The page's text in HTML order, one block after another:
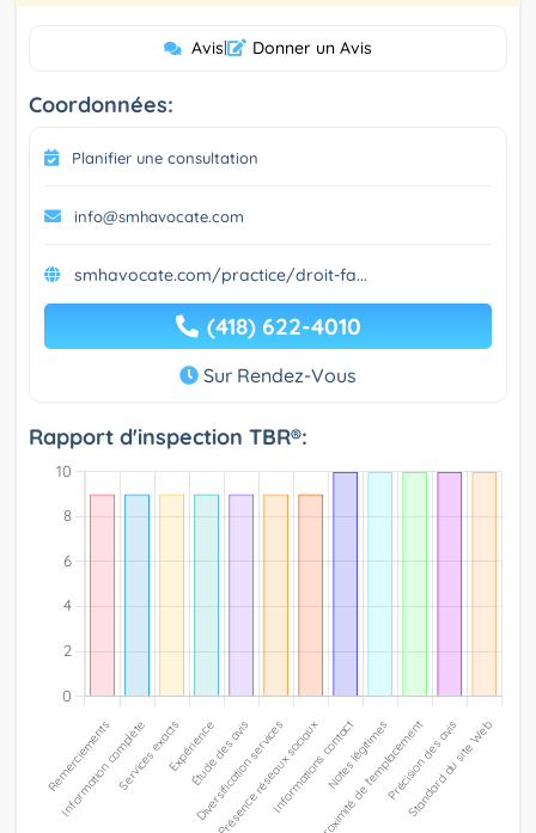
Avis| Donner un Avis
Coordonnées:
Planifier une consultation
info@smhavocate.com
smhavocate.com/practice/droit-fa...
(418) 622-4010
Sur Rendez-Vous
Rapport d'inspection TBR®: